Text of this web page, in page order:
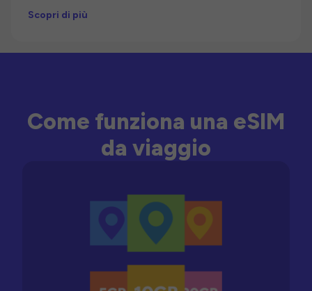
Scopri di più
Come funziona una eSIM
da viaggio